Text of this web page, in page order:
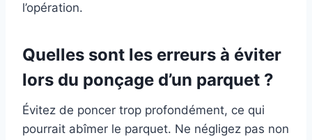
l’opération.
Quelles sont les erreurs à éviter
lors du ponçage d’un parquet ?
Évitez de poncer trop profondément, ce qui
pourrait abîmer le parquet. Ne négligez pas non